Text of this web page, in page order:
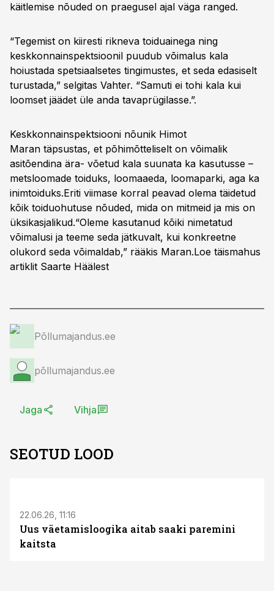
käitlemise nõuded on praegusel ajal väga ranged.
“Tegemist on kiiresti rikneva toiduainega ning
keskkonnainspektsioonil puudub võimalus kala
hoiustada spetsiaalsetes tingimustes, et seda edasiselt
turustada,” selgitas Vahter. “Samuti ei tohi kala kui
loomset jäädet üle anda tavaprügilasse.”.
Keskkonnainspektsiooni nõunik Himot
Maran täpsustas, et põhimõtteliselt on võimalik
asitõendina ära- võetud kala suunata ka kasutusse –
metsloomade toiduks, loomaaeda, loomaparki, aga ka
inimtoiduks.Eriti viimase korral peavad olema täidetud
kõik toiduohutuse nõuded, mida on mitmeid ja mis on
üksikasjalikud.“Oleme kasutanud kõiki nimetatud
võimalusi ja teeme seda jätkuvalt, kui konkreetne
olukord seda võimaldab,” rääkis Maran.Loe täismahus
artiklit Saarte Häälest
Põllumajandus.ee
põllumajandus.ee
Jaga Vihja
SEOTUD LOOD
22.06.26, 11:16
Uus väetamisloogika aitab saaki paremini
kaitsta